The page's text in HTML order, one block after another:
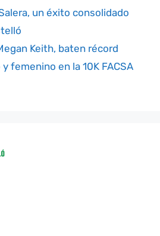
un éxito consolidado
Keith, baten récord
femenino en la 10K FACSA